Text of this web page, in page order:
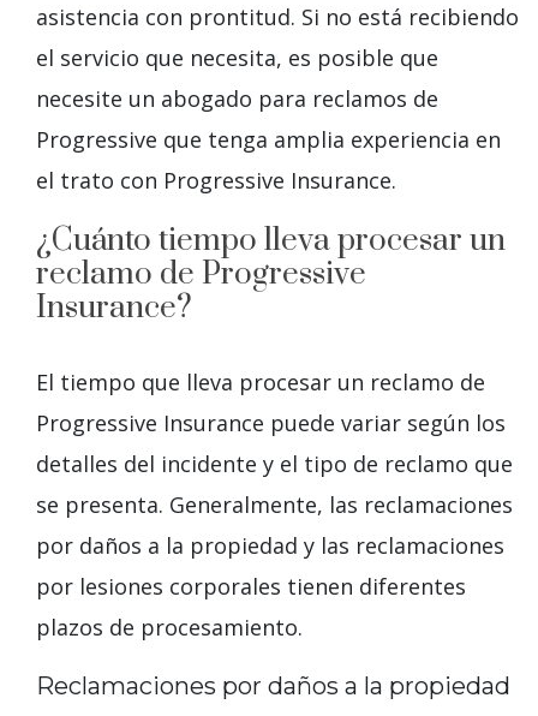
asistencia con prontitud. Si no está recibiendo
el servicio que necesita, es posible que
necesite un abogado para reclamos de
Progressive que tenga amplia experiencia en
el trato con Progressive Insurance.
¿Cuánto tiempo lleva procesar un
reclamo de Progressive
Insurance?
El tiempo que lleva procesar un reclamo de
Progressive Insurance puede variar según los
detalles del incidente y el tipo de reclamo que
se presenta. Generalmente, las reclamaciones
por daños a la propiedad y las reclamaciones
por lesiones corporales tienen diferentes
plazos de procesamiento.
Reclamaciones por daños a la propiedad